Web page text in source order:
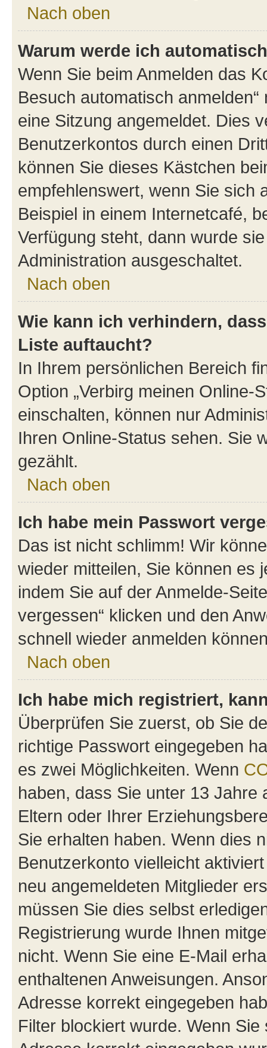
Nach oben
Warum werde ich
Wenn Sie beim Anmelden das
Besuch automatisch
eine Sitzung angemeldet. Dies
Benutzerkontos durch einen
können Sie dieses Kästchen
empfehlenswert, wenn Sie sich
Beispiel in einem Internetcafé,
Verfügung steht, dann wurde
Administration ausgeschaltet.
Nach oben
Wie kann ich verhindern,
Liste auftaucht?
In Ihrem persönlichen Bereich
Option „Verbirg meinen Online-
einschalten, können nur
Ihren Online-Status sehen. Sie
gezählt.
Nach oben
Ich habe mein Passwort
Das ist nicht schlimm! Wir
wieder mitteilen, Sie können es
indem Sie auf der Anmelde-
vergessen“ klicken und den
schnell wieder anmelden
Nach oben
Ich habe mich registriert,
Überprüfen Sie zuerst, ob Sie
richtige Passwort eingegeben
es zwei Möglichkeiten. Wenn
haben, dass Sie unter 13 Jahre
Eltern oder Ihrer
Sie erhalten haben. Wenn dies
Benutzerkonto vielleicht
neu angemeldeten Mitglieder
müssen Sie dies selbst
Registrierung wurde Ihnen
nicht. Wenn Sie eine E-Mail
enthaltenen Anweisungen.
Adresse korrekt eingegeben
Filter blockiert wurde. Wenn